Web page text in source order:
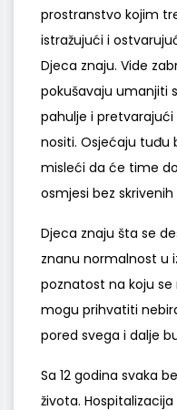
prostranstvo kojim
istražujući i
Djeca znaju. Vide
pokušavaju umanjiti
pahulje i
nositi. Osjećaju tuđu
misleći da će time
osmjesi bez skrivenih
Djeca znaju šta se
znanu normalnost u
poznatost na koju se
mogu prihvatiti
pored svega i dalje
Sa 12 godina svaka
života.